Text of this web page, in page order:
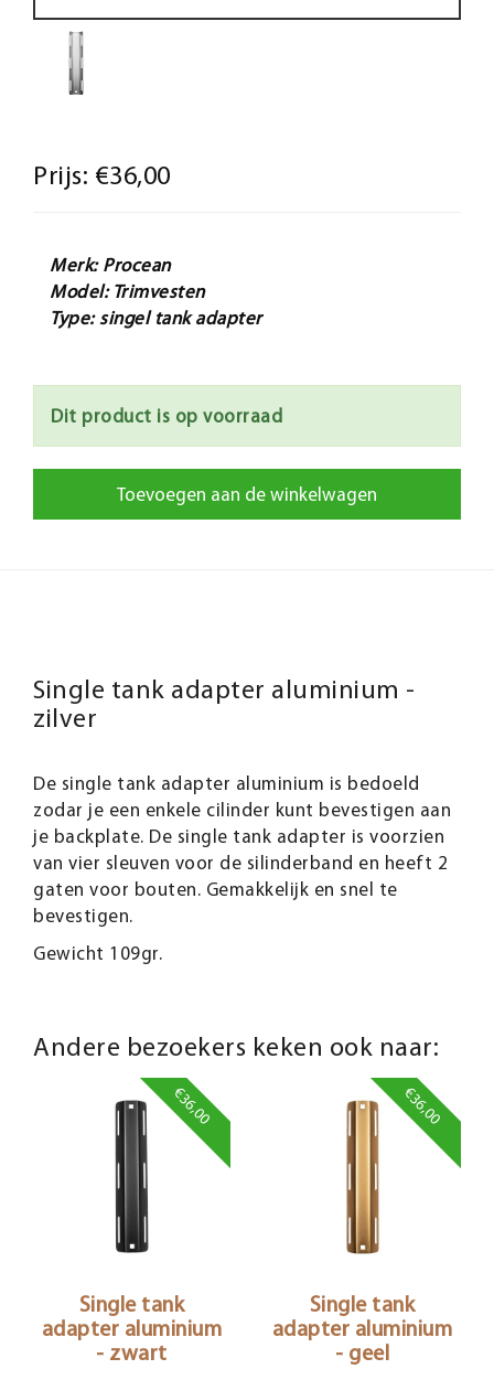
Prijs: €36,00
Merk: Procean
Model: Trimvesten
Type: singel tank adapter
Dit product is op voorraad
Toevoegen aan de winkelwagen
Single tank adapter aluminium -
zilver
De single tank adapter aluminium is bedoeld
zodar je een enkele cilinder kunt bevestigen aan
je backplate. De single tank adapter is voorzien
van vier sleuven voor de silinderband en heeft 2
gaten voor bouten. Gemakkelijk en snel te
bevestigen.
Gewicht 109gr.
Andere bezoekers keken ook naar:
€36,00
Single tank
adapter aluminium
- zwart
€36,00
Single tank
adapter aluminium
- geel